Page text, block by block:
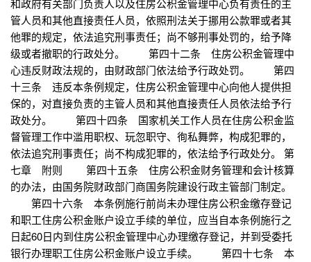
和政府有关部门负责人以及住房公积金管理中心负有责任的主
管人员和其他直接责任人员，依照刑法关于挪用公款罪或者其
他罪的规定，依法追究刑事责任；尚不够刑事处罚的，给予降
级或者撤职的行政处分。 第四十二条 住房公积金管理中
心违反财政法规的，由财政部门依法给予行政处罚。 第四
十三条 违反本条例规定，住房公积金管理中心向他人提供担
保的，对直接负责的主管人员和其他直接责任人员依法给予行
政处分。 第四十四条 国家机关工作人员在住房公积金监
督管理工作中滥用职权、玩忽职守、徇私舞弊，构成犯罪的，
依法追究刑事责任；尚不构成犯罪的，依法给予行政处分。 第
七章 附则 第四十五条 住房公积金财务管理和会计核算
的办法，由国务院财政部门商国务院建设行政主管部门制定。
第四十六条 本条例施行前尚未办理住房公积金缴存登记
和职工住房公积金账户设立手续的单位，应当自本条例施行之
日起60日内到住房公积金管理中心办理缴存登记，并到受委托
银行办理职工住房公积金账户设立手续。 第四十七条 本